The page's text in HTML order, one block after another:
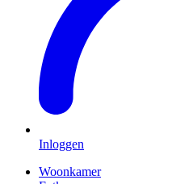
Inloggen
Woonkamer